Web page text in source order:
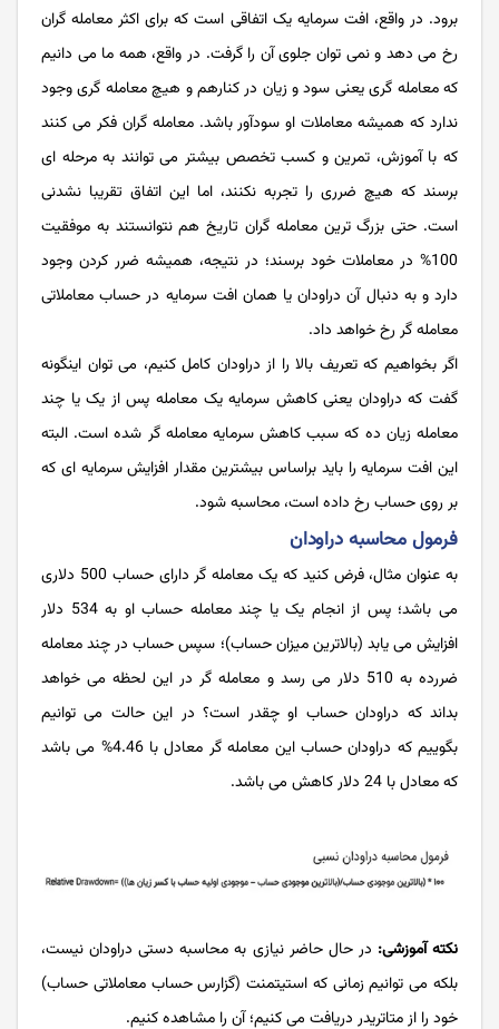
برود. در واقع، افت سرمایه یک اتفاقی است که برای اکثر معامله گران
رخ می دهد و نمی توان جلوی آن را گرفت. در واقع، همه ما می دانیم
که معامله گری یعنی سود و زیان در کنارهم و هیچ معامله گری وجود
ندارد که همیشه معاملات او سودآور باشد. معامله گران فکر می کنند
که با آموزش، تمرین و کسب تخصص بیشتر می توانند به مرحله ای
برسند که هیچ ضرری را تجربه نکنند، اما این اتفاق تقریبا نشدنی
است. حتی بزرگ ترین معامله گران تاریخ هم نتوانستند به موفقیت
100% در معاملات خود برسند؛ در نتیجه، همیشه ضرر کردن وجود
دارد و به دنبال آن دراودان یا همان افت سرمایه در حساب معاملاتی
معامله گر رخ خواهد داد.
اگر بخواهیم که تعریف بالا را از دراودان کامل کنیم، می توان اینگونه
گفت که دراودان یعنی کاهش سرمایه یک معامله پس از یک یا چند
معامله زیان ‌ده که سبب کاهش سرمایه معامله گر شده است. البته
این افت سرمایه را باید براساس بیشترین مقدار افزایش سرمایه ای که
بر روی حساب رخ داده است، محاسبه شود.
فرمول محاسبه دراودان
به عنوان مثال، فرض کنید که یک معامله گر دارای حساب 500 دلاری
می باشد؛ پس از انجام یک یا چند معامله حساب او به 534 دلار
افزایش می یابد (بالاترین میزان حساب)؛ سپس حساب در چند معامله
ضررده به 510 دلار می رسد و معامله گر در این لحظه می خواهد
بداند که دراودان حساب او چقدر است؟ در این حالت می توانیم
بگوییم که دراودان حساب این معامله گر معادل با 4.46% می باشد
که معادل با 24 دلار کاهش می باشد.
نکته آموزشی: در حال حاضر نیازی به محاسبه دستی دراودان نیست،
بلکه می توانیم زمانی که استیتمنت (گزارس حساب معاملاتی حساب)
خود را از متاتریدر دریافت می کنیم؛ آن را مشاهده کنیم.